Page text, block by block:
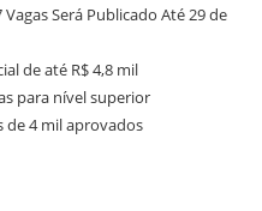
Será Publicado Até 29 de
de até R$ 4,8 mil
para nível superior
de 4 mil aprovados